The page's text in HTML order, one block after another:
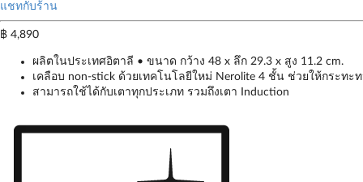
แชทกับร้าน
฿ 4,890
ผลิตในประเทศอิตาลี • ขนาด กว้าง 48 x ลึก 29.3 x สูง 11.2 cm.
เคลือบ non-stick ด้วยเทคโนโลยีใหม่ Nerolite 4 ชั้น ช่วยให้กระท
สามารถใช้ได้กับเตาทุกประเภท รวมถึงเตา Induction